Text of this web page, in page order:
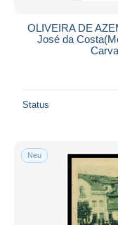
OLIVEIRA DE
José da
Status
Neu